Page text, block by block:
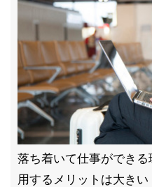
落ち着いて仕事ができ
用するメリットは大きい